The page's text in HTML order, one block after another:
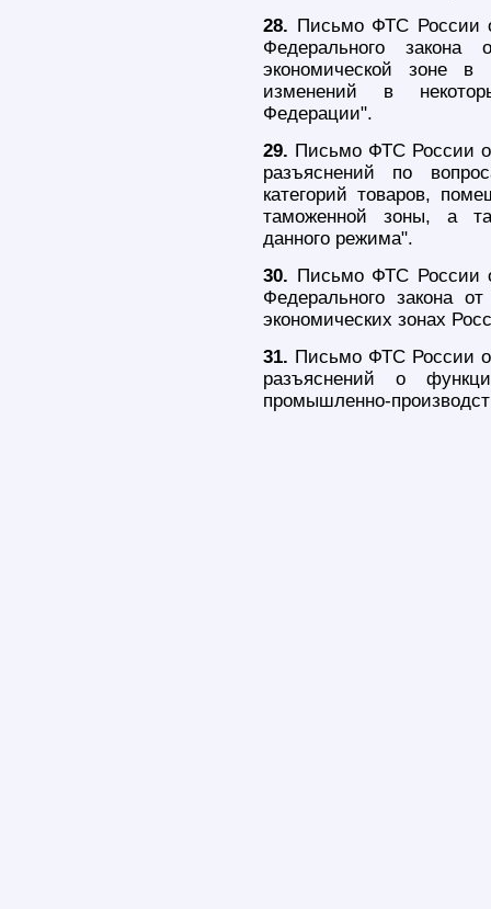
28. Письмо ФТС России
Федерального
экономической зоне в
изменений в
Федерации".
29. Письмо ФТС России
разъяснений по
категорий товаров,
таможенной зоны, а
данного режима".
30. Письмо ФТС России
Федерального
экономических зонах
31. Письмо ФТС России
разъяснений о
промышленно-